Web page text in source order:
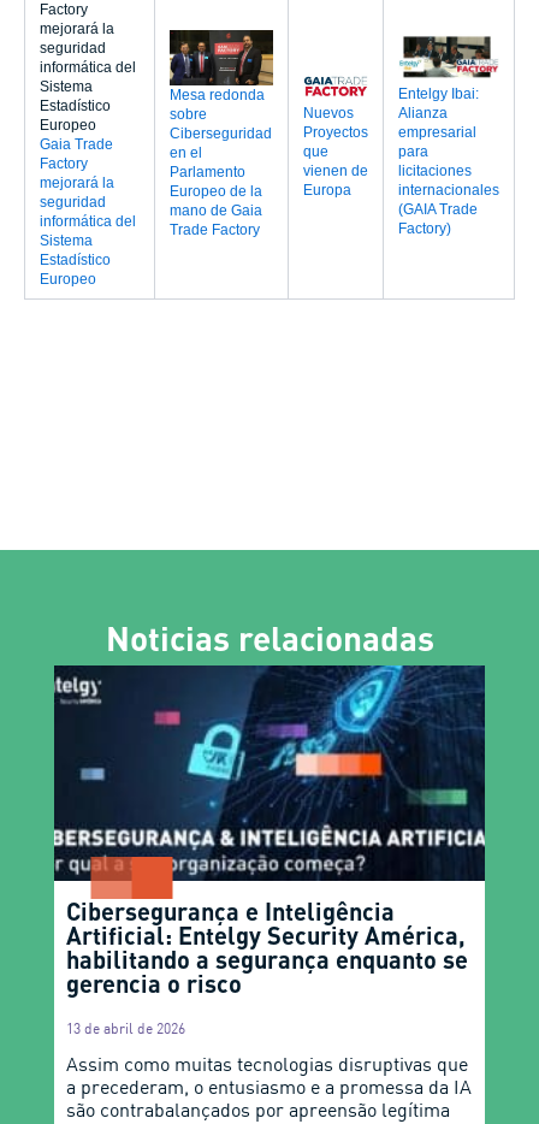
Gaia Trade
Factory
mejorará la
seguridad
informática del
Sistema
Estadístico
Europeo
Mesa redonda
sobre
Ciberseguridad
en el
Parlamento
Europeo de la
mano de Gaia
Trade Factory
Nuevos
Proyectos
que
vienen de
Europa
Entelgy Ibai:
Alianza
empresarial
para
licitaciones
internacionales
(GAIA Trade
Factory)
Noticias relacionadas
Cibersegurança e Inteligência
Artificial: Entelgy Security América,
habilitando a segurança enquanto se
gerencia o risco
13 de abril de 2026
Assim como muitas tecnologias disruptivas que
a precederam, o entusiasmo e a promessa da IA
são contrabalançados por apreensão legítima